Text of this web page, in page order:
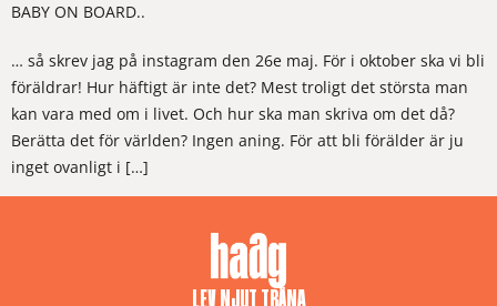
BABY ON BOARD..
… så skrev jag på instagram den 26e maj. För i oktober ska vi bli
föräldrar! Hur häftigt är inte det? Mest troligt det största man
kan vara med om i livet. Och hur ska man skriva om det då?
Berätta det för världen? Ingen aning. För att bli förälder är ju
inget ovanligt i […]